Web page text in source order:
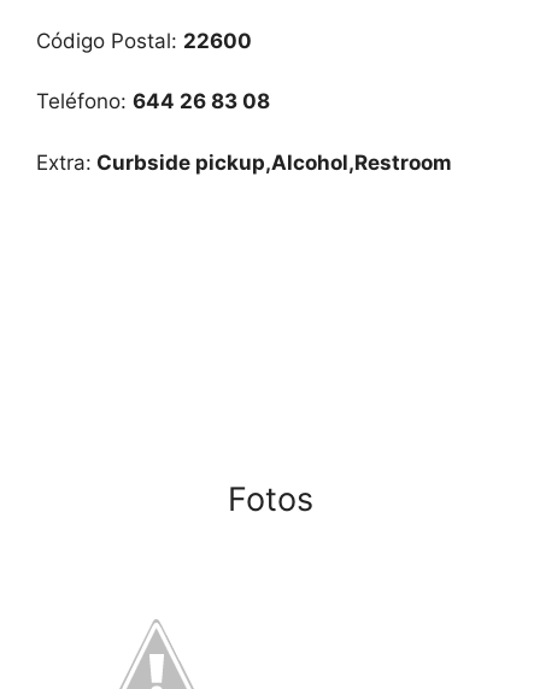
Código Postal: 22600
Teléfono: 644 26 83 08
Extra: Curbside pickup,Alcohol,Restroom
Fotos